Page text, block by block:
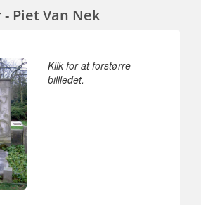
Piet Van Nek
Klik for at forstørre
billledet.